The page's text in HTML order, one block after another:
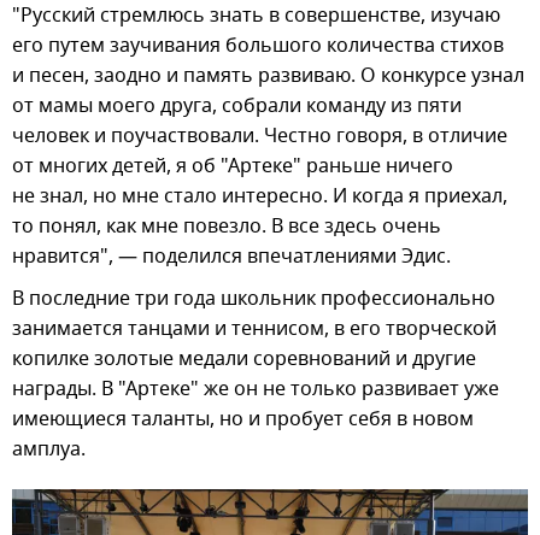
"Русский стремлюсь знать в совершенстве, изучаю
его путем заучивания большого количества стихов
и песен, заодно и память развиваю. О конкурсе узнал
от мамы моего друга, собрали команду из пяти
человек и поучаствовали. Честно говоря, в отличие
от многих детей, я об "Артеке" раньше ничего
не знал, но мне стало интересно. И когда я приехал,
то понял, как мне повезло. В все здесь очень
нравится", — поделился впечатлениями Эдис.
В последние три года школьник профессионально
занимается танцами и теннисом, в его творческой
копилке золотые медали соревнований и другие
награды. В "Артеке" же он не только развивает уже
имеющиеся таланты, но и пробует себя в новом
амплуа.